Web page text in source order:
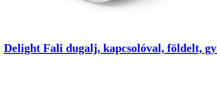
Delight Fali dugalj, kapcsolóval, földelt,